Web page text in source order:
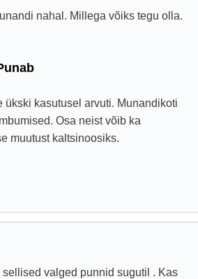
nahal. Millega võiks tegu olla.
ükski kasutusel arvuti. Munandikoti
Osa neist võib ka
muutust kaltsinoosiks.
valged punnid sugutil . Kas